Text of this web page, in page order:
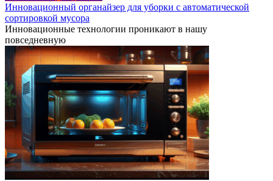
Инновационный органайзер для уборки с автоматической
сортировкой мусора
Инновационные технологии проникают в нашу
повседневную